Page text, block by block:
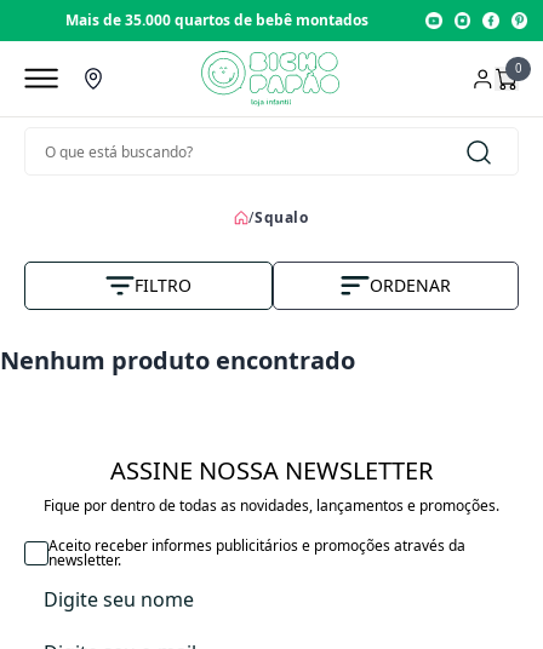
Mais de 35.000 quartos de bebê montados
0
/Squalo
FILTRO ORDENAR
Maior Preço
Data Lançamento
Nenhum produto encontrado
ASSINE NOSSA NEWSLETTER
Fique por dentro de todas as novidades, lançamentos e promoções.
Aceito receber informes publicitários e promoções através da
newsletter.